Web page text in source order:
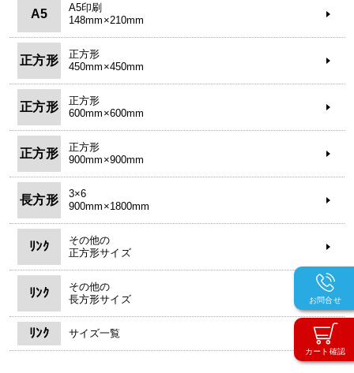
カート確認
お問合せ
A5
A5印刷
148mm×210mm
正方形
正方形
450mm×450mm
正方形
正方形
600mm×600mm
正方形
正方形
900mm×900mm
長方形
3×6
900mm×1800mm
ﾘﾝｸ
その他の
正方形サイズ
ﾘﾝｸ
その他の
長方形サイズ
ﾘﾝｸ サイズ一覧